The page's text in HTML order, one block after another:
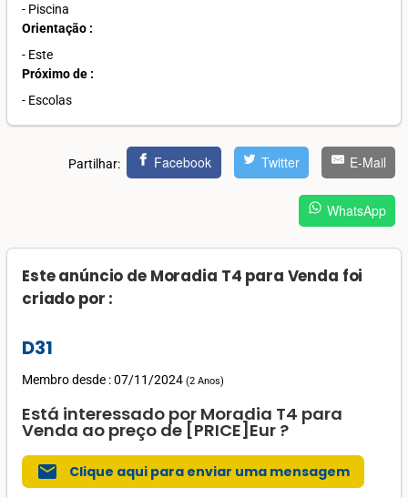
- Piscina
Orientação :
- Este
Próximo de :
- Escolas
Partilhar: Facebook Twitter E-Mail
WhatsApp
Este anúncio de Moradia T4 para Venda foi
criado por :
D31
Membro desde : 07/11/2024 (2 Anos)
Está interessado por Moradia T4 para
Venda ao preço de [PRICE]Eur ?
mail Clique aqui para enviar uma mensagem